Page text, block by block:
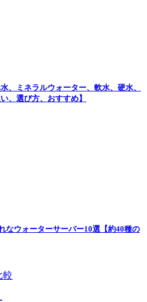
、ミネラルウォーター、軟水、硬水、
、選び方、おすすめ】
なウォーターサーバー10選【約40種の
較